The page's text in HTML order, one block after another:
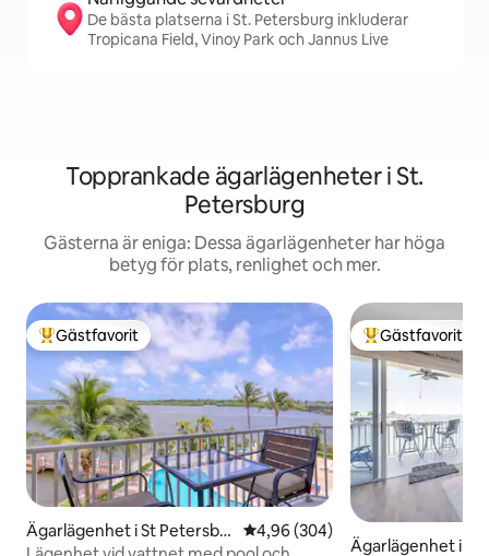
De bästa platserna i St. Petersburg inkluderar
Tropicana Field, Vinoy Park och Jannus Live
Topprankade ägarlägenheter i St.
Petersburg
Gästerna är eniga: Dessa ägarlägenheter har höga
betyg för plats, renlighet och mer.
Populär gästfavorit
Gästfavorit
Ägarlägenhet i St Petersbu
rg
4,96 av 5 i genomsnittligt
4,96 (304)
Populär
Gästfavorit
Ägarlägenhet i St